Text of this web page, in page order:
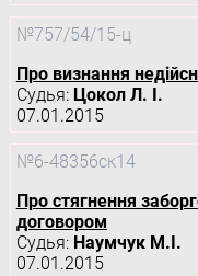
№757/54/15-ц
Про визнання
Судья: Цокол Л. І.
07.01.2015
№6-48356ск14
Про стягнення
договором
Судья: Наумчук М.І.
07.01.2015